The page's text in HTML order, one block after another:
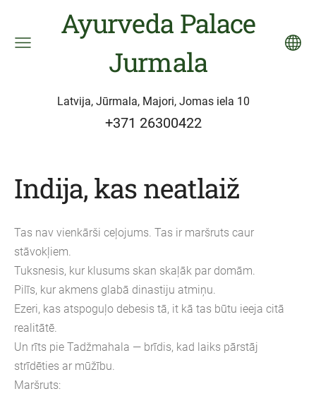
Ayurveda Palace
Jurmala
Latvija, Jūrmala, Majori, Jomas iela 10
+371 26300422
Indija, kas neatlaiž
Tas nav vienkārši ceļojums. Tas ir maršruts caur
stāvokļiem.
Tuksnesis, kur klusums skan skaļāk par domām.
Pilīs, kur akmens glabā dinastiju atmiņu.
Ezeri, kas atspoguļo debesis tā, it kā tas būtu ieeja citā
realitātē.
Un rīts pie Tadžmahala — brīdis, kad laiks pārstāj
strīdēties ar mūžību.
Maršruts: